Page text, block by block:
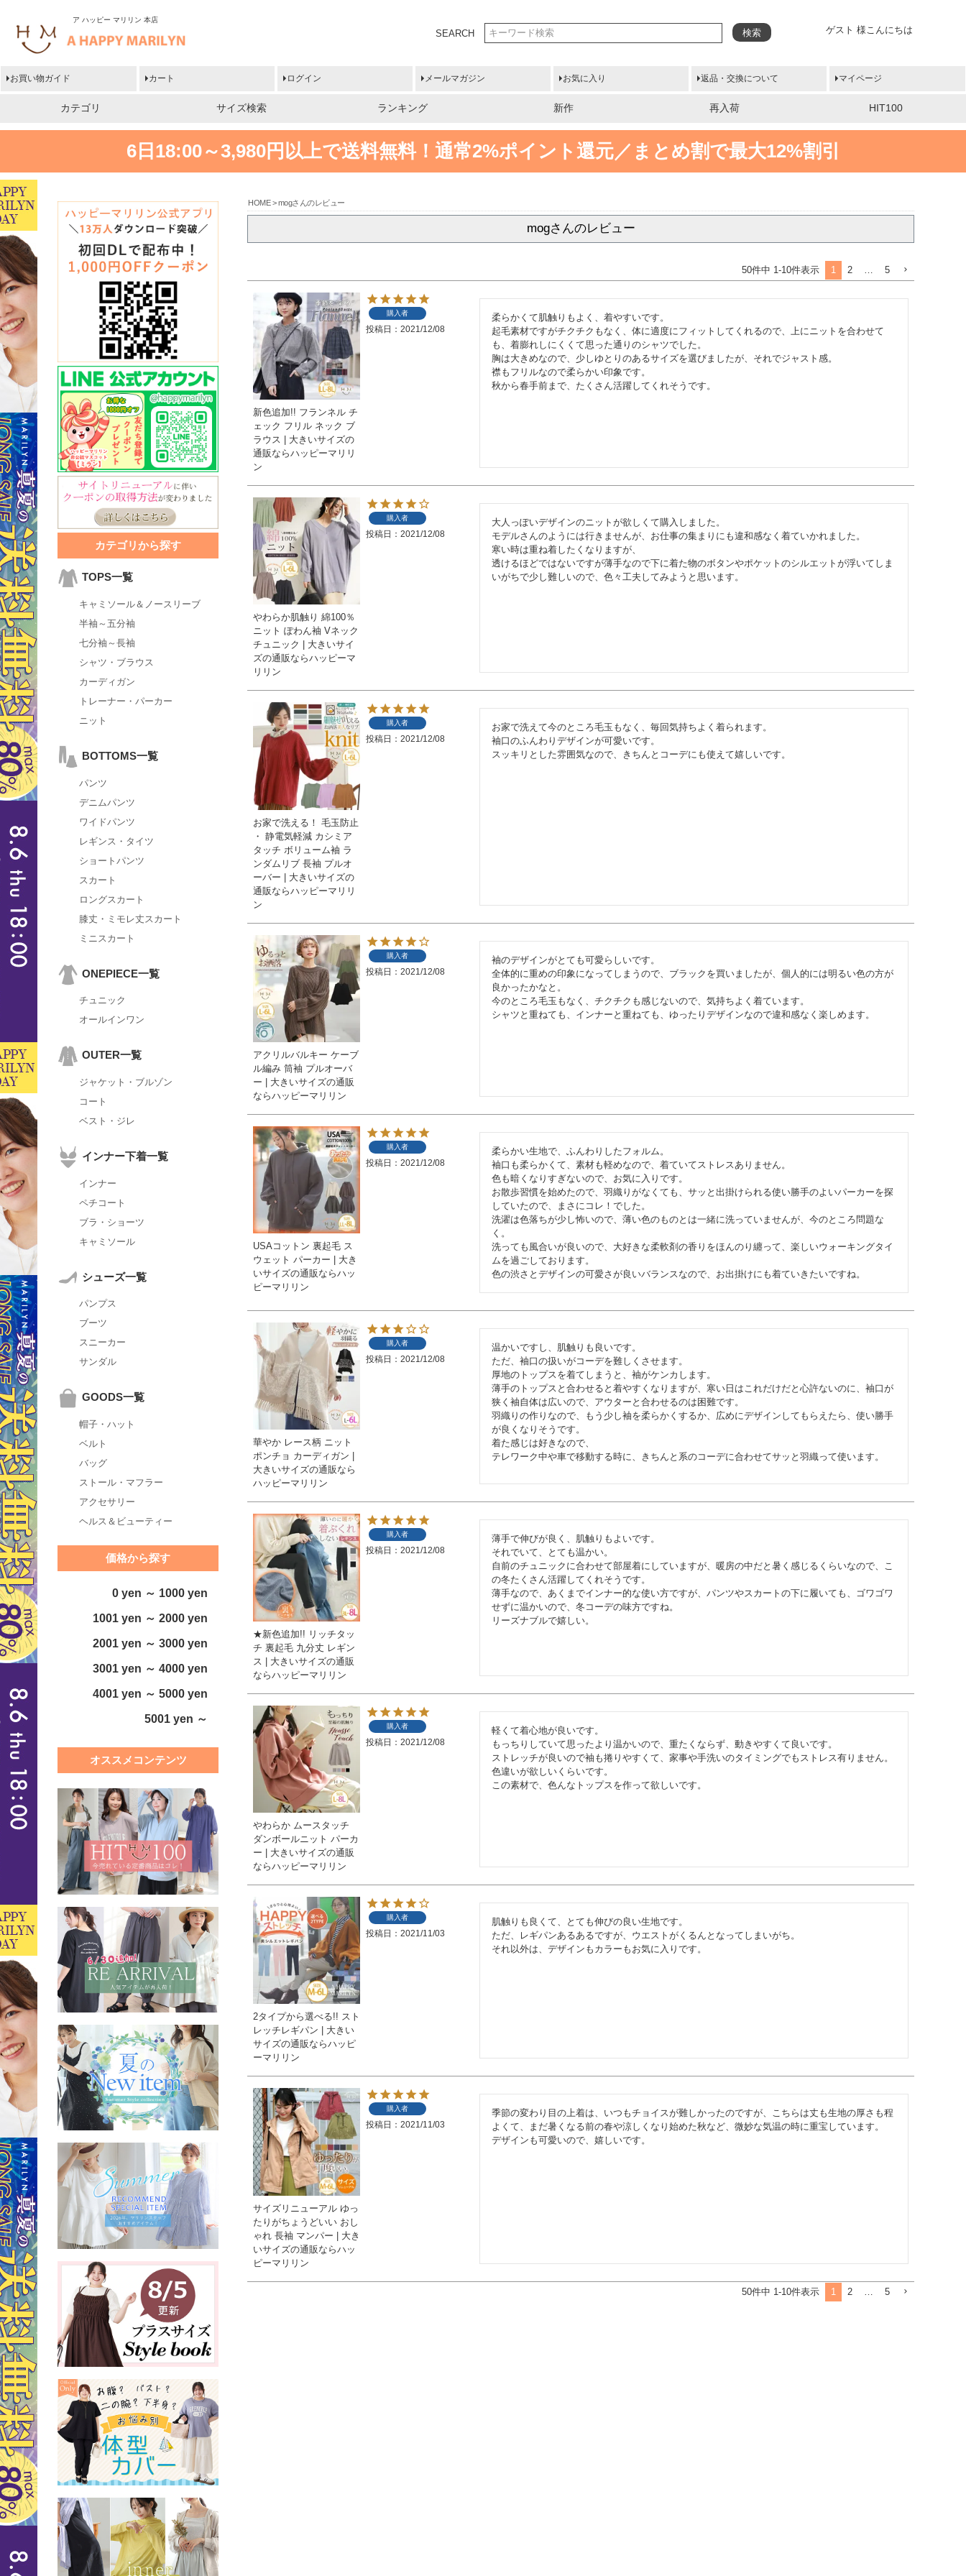
ア ハッピー マリリン 本店
ゲスト 様こんにちは
SEARCH 検索
お買い物ガイド カート ログイン メールマガジン お気に入り 返品・交換について マイページ
カテゴリ サイズ検索 ランキング 新作 再入荷 HIT100
6日18:00～3,980円以上で送料無料！ 通常2%ポイント還元／まとめ割で最大12%割引
カテゴリから探す
TOPS一覧
キャミソール＆ノースリーブ
半袖～五分袖
七分袖～長袖
シャツ・ブラウス
カーディガン
トレーナー・パーカー
ニット
BOTTOMS一覧
パンツ
デニムパンツ
ワイドパンツ
レギンス・タイツ
ショートパンツ
スカート
ロングスカート
膝丈・ミモレ丈スカート
ミニスカート
ONEPIECE一覧
チュニック
オールインワン
OUTER一覧
ジャケット・ブルゾン
コート
ベスト・ジレ
インナー下着一覧
インナー
ペチコート
ブラ・ショーツ
キャミソール
シューズ一覧
パンプス
ブーツ
スニーカー
サンダル
GOODS一覧
帽子・ハット
ベルト
バッグ
ストール・マフラー
アクセサリー
ヘルス＆ビューティー
価格から探す
0 yen ～ 1000 yen
1001 yen ～ 2000 yen
2001 yen ～ 3000 yen
3001 yen ～ 4000 yen
4001 yen ～ 5000 yen
5001 yen ～
オススメコンテンツ
HOME mogさんのレビュー
mogさんのレビュー
50件中 1-10件表示 1 2 5
新色追加!! フランネル チ
ェック フリル ネック ブ
ラウス | 大きいサイズの
通販ならハッピーマリリ
ン
購入者
投稿日 2021/12/08
柔らかくて肌触りもよく、着やすいです。
起毛素材ですがチクチクもなく、体に適度にフィットしてくれるので、上にニットを合わせて
も、着膨れしにくくて思った通りのシャツでした。
胸は大きめなので、少しゆとりのあるサイズを選びましたが、それでジャスト感。
襟もフリルなので柔らかい印象です。
秋から春手前まで、たくさん活躍してくれそうです。
やわらか肌触り 綿100％
ニット ぽわん袖 Vネック
チュニック | 大きいサイ
ズの通販ならハッピーマ
リリン
購入者
投稿日 2021/12/08
大人っぽいデザインのニットが欲しくて購入しました。
モデルさんのようには行きませんが、お仕事の集まりにも違和感なく着ていかれました。
寒い時は重ね着したくなりますが、
透けるほどではないですが薄手なので下に着た物のボタンやポケットのシルエットが浮いてしま
いがちで少し難しいので、色々工夫してみようと思います。
お家で洗える！ 毛玉防止
・ 静電気軽減 カシミア
タッチ ボリューム袖 ラ
ンダムリブ 長袖 プルオ
ーバー | 大きいサイズの
通販ならハッピーマリリ
ン
購入者
投稿日 2021/12/08
お家で洗えて今のところ毛玉もなく、毎回気持ちよく着られます。
袖口のふんわりデザインが可愛いです。
スッキリとした雰囲気なので、きちんとコーデにも使えて嬉しいです。
アクリルバルキー ケーブ
ル編み 筒袖 プルオーバ
ー | 大きいサイズの通販
ならハッピーマリリン
購入者
投稿日 2021/12/08
袖のデザインがとても可愛らしいです。
全体的に重めの印象になってしまうので、ブラックを買いましたが、個人的には明るい色の方が
良かったかなと。
今のところ毛玉もなく、チクチクも感じないので、気持ちよく着ています。
シャツと重ねても、インナーと重ねても、ゆったりデザインなので違和感なく楽しめます。
USAコットン 裏起毛 ス
ウェット パーカー | 大き
いサイズの通販ならハッ
ピーマリリン
購入者
投稿日 2021/12/08
柔らかい生地で、ふんわりしたフォルム。
袖口も柔らかくて、素材も軽めなので、着ていてストレスありません。
色も暗くなりすぎないので、お気に入りです。
お散歩習慣を始めたので、羽織りがなくても、サッと出掛けられる使い勝手のよいパーカーを探
していたので、まさにコレ！でした。
洗濯は色落ちが少し怖いので、薄い色のものとは一緒に洗っていませんが、今のところ問題な
く。
洗っても風合いが良いので、大好きな柔軟剤の香りをほんのり纏って、楽しいウォーキングタイ
ムを過ごしております。
色の渋さとデザインの可愛さが良いバランスなので、お出掛けにも着ていきたいですね。
華やか レース柄 ニット
ポンチョ カーディガン |
大きいサイズの通販なら
ハッピーマリリン
購入者
投稿日 2021/12/08
温かいですし、肌触りも良いです。
ただ、袖口の扱いがコーデを難しくさせます。
厚地のトップスを着てしまうと、袖がケンカします。
薄手のトップスと合わせると着やすくなりますが、寒い日はこれだけだと心許ないのに、袖口が
狭く袖自体は広いので、アウターと合わせるのは困難です。
羽織りの作りなので、もう少し袖を柔らかくするか、広めにデザインしてもらえたら、使い勝手
が良くなりそうです。
着た感じは好きなので、
テレワーク中や車で移動する時に、きちんと系のコーデに合わせてサッと羽織って使います。
★新色追加!! リッチタッ
チ 裏起毛 九分丈 レギン
ス | 大きいサイズの通販
ならハッピーマリリン
購入者
投稿日 2021/12/08
薄手で伸びが良く、肌触りもよいです。
それでいて、とても温かい。
自前のチュニックに合わせて部屋着にしていますが、暖房の中だと暑く感じるくらいなので、こ
の冬たくさん活躍してくれそうです。
薄手なので、あくまでインナー的な使い方ですが、パンツやスカートの下に履いても、ゴワゴワ
せずに温かいので、冬コーデの味方ですね。
リーズナブルで嬉しい。
やわらか ムースタッチ
ダンボールニット パーカ
ー | 大きいサイズの通販
ならハッピーマリリン
購入者
投稿日 2021/12/08
軽くて着心地が良いです。
もっちりしていて思ったより温かいので、重たくならず、動きやすくて良いです。
ストレッチが良いので袖も捲りやすくて、家事や手洗いのタイミングでもストレス有りません。
色違いが欲しいくらいです。
この素材で、色んなトップスを作って欲しいです。
2タイプから選べる!! スト
レッチレギパン | 大きい
サイズの通販ならハッピ
ーマリリン
購入者
投稿日 2021/11/03
肌触りも良くて、とても伸びの良い生地です。
ただ、レギパンあるあるですが、ウエストがくるんとなってしまいがち。
それ以外は、デザインもカラーもお気に入りです。
サイズリニューアル ゆっ
たりがちょうどいい おし
ゃれ 長袖 マンパー | 大き
いサイズの通販ならハッ
ピーマリリン
購入者
投稿日 2021/11/03
季節の変わり目の上着は、いつもチョイスが難しかったのですが、こちらは丈も生地の厚さも程
よくて、まだ暑くなる前の春や涼しくなり始めた秋など、微妙な気温の時に重宝しています。
デザインも可愛いので、嬉しいです。
50件中 1 -10件表示 1 2 5